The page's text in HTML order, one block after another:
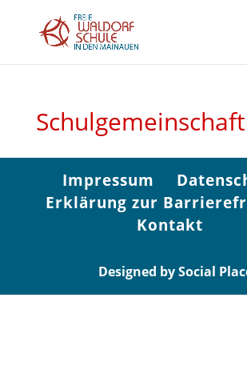
Schulgemeinschaft
Impressum
Erklärung zur
Kontakt
Designed by Social